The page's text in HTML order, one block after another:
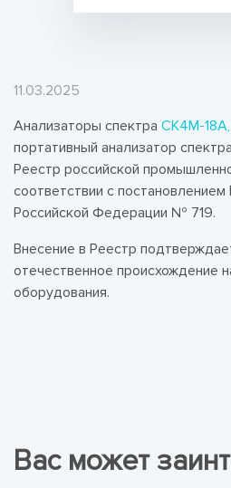
11.03.2025
Анализаторы спектра СК4М-
портативный анализатор спектра
Реестр российской
соответствии с постановлением
Российской Федерации № 719.
Внесение в Реестр
отечественное происхождение
оборудования.
Вас может